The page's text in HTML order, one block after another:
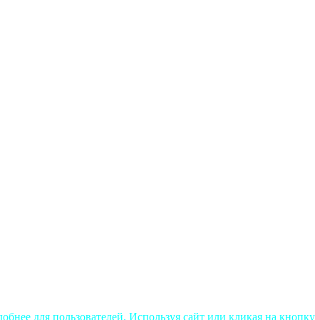
для пользователей. Используя сайт или кликая на кнопку